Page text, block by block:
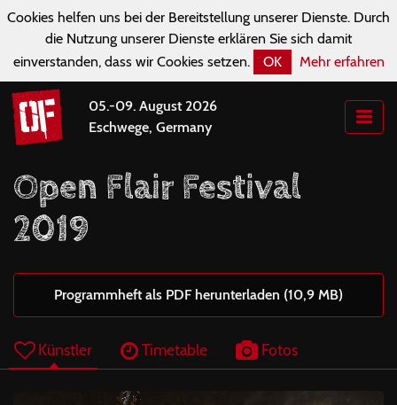
Cookies helfen uns bei der Bereitstellung unserer Dienste. Durch
die Nutzung unserer Dienste erklären Sie sich damit
einverstanden, dass wir Cookies setzen.
OK Mehr erfahren
05.-09. August 2026
Eschwege, Germany
Open Flair Festival
2019
Programmheft als PDF herunterladen (10,9 MB)
Künstler Timetable Fotos